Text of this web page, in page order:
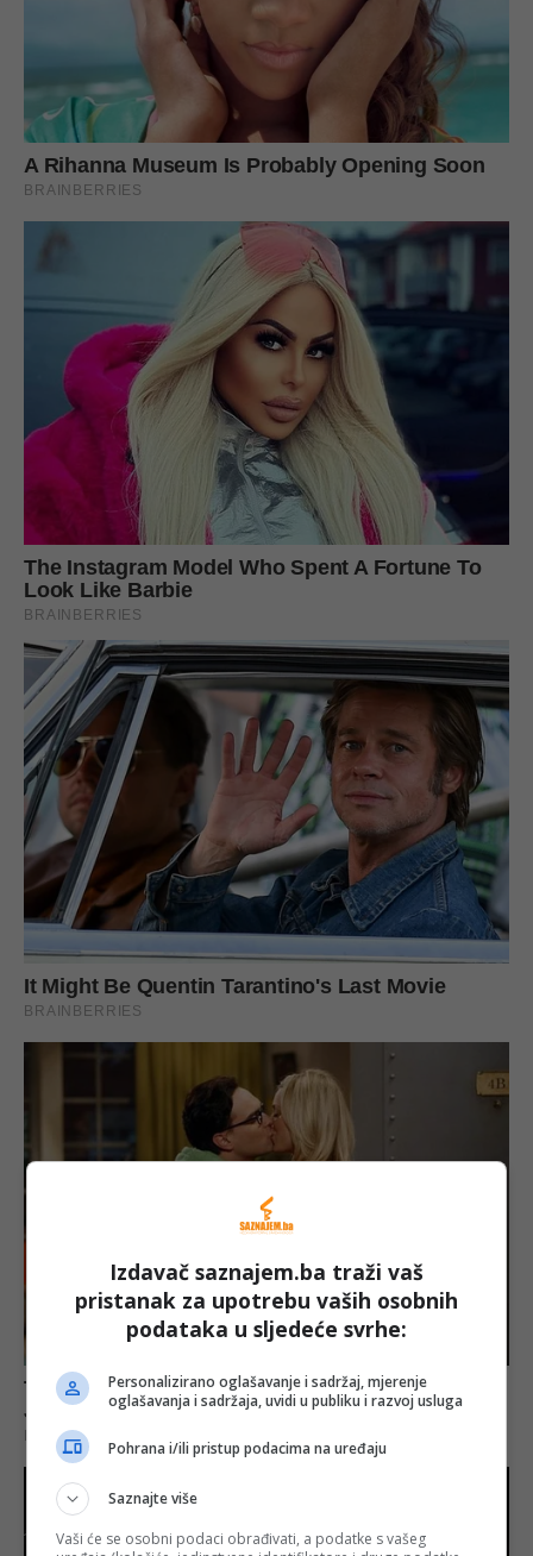
Izdavač saznajem.ba traži vaš
pristanak za upotrebu vaših osobnih
podataka u sljedeće svrhe:
Personalizirano oglašavanje i sadržaj, mjerenje
oglašavanja i sadržaja, uvidi u publiku i razvoj usluga
Pohrana i/ili pristup podacima na uređaju
Saznajte više
Vaši će se osobni podaci obrađivati, a podatke s vašeg